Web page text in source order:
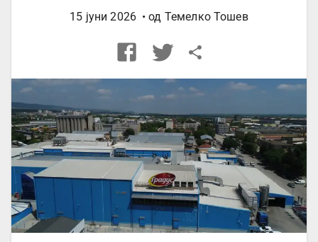
15 јуни 2026 • од Темелко Тошев